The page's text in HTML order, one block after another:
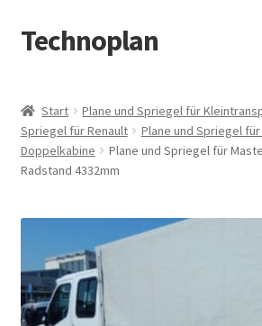
Zur
Navigation
Zum
Inhalt
Technoplan
AGB
Kasse
Start Plane und Spriegel für
Spriegel für Renault
Plane und Spriegel
Doppelkabine
Plane und Spriegel für
Radstand 4332mm